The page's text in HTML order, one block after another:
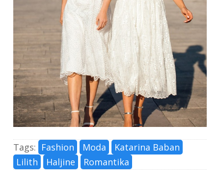
Tags: Fashion Moda
Katarina Baban
Lilith
Haljine Romantika